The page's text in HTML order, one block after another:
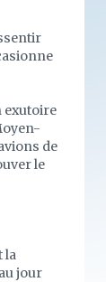
exutoire
de
le
la
jour